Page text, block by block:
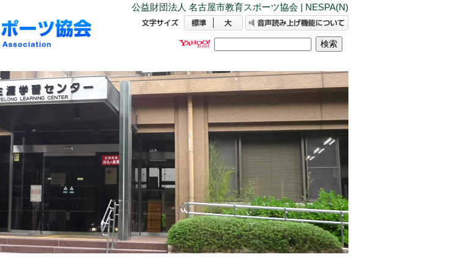
公益財団法人 名古屋市教育スポーツ協会 | NESPA(N)